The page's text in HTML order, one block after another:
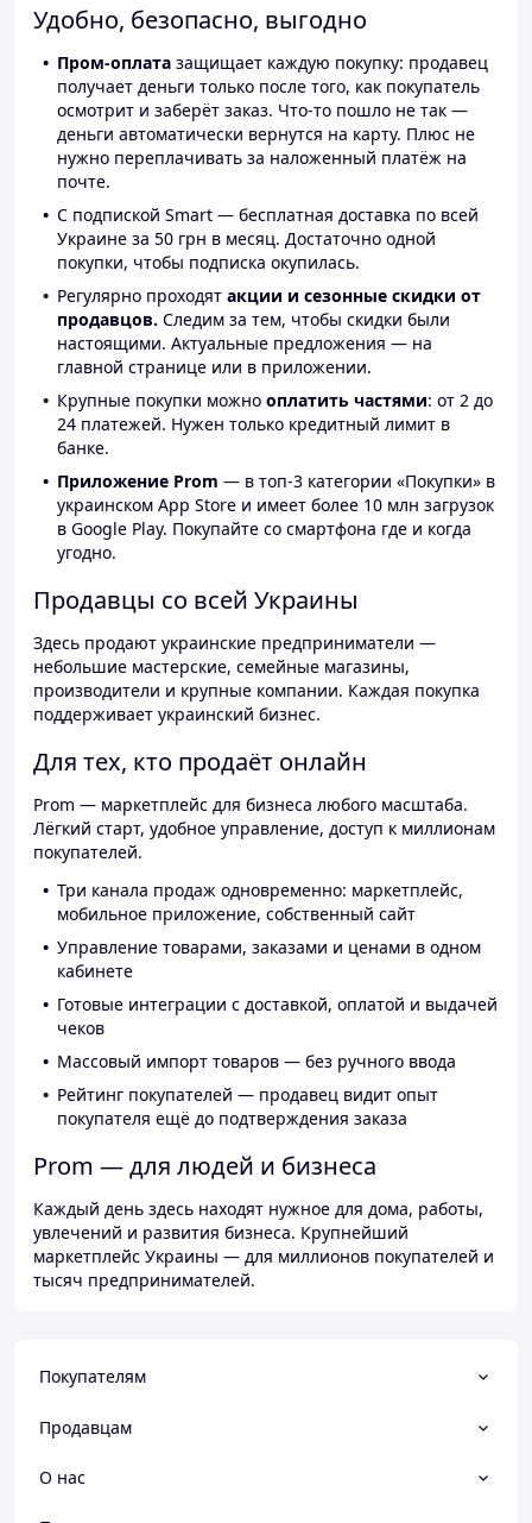
Удобно, безопасно, выгодно
Пром-оплата защищает каждую покупку: продавец
получает деньги только после того, как покупатель
осмотрит и заберёт заказ. Что-то пошло не так —
деньги автоматически вернутся на карту. Плюс не
нужно переплачивать за наложенный платёж на
почте.
С подпиской Smart — бесплатная доставка по всей
Украине за 50 грн в месяц. Достаточно одной
покупки, чтобы подписка окупилась.
Регулярно проходят акции и сезонные скидки от
продавцов. Следим за тем, чтобы скидки были
настоящими. Актуальные предложения — на
главной странице или в приложении.
Крупные покупки можно оплатить частями: от 2 до
24 платежей. Нужен только кредитный лимит в
банке.
Приложение Prom — в топ-3 категории «Покупки» в
украинском App Store и имеет более 10 млн загрузок
в Google Play. Покупайте со смартфона где и когда
угодно.
Продавцы со всей Украины
Здесь продают украинские предприниматели —
небольшие мастерские, семейные магазины,
производители и крупные компании. Каждая покупка
поддерживает украинский бизнес.
Для тех, кто продаёт онлайн
Prom — маркетплейс для бизнеса любого масштаба.
Лёгкий старт, удобное управление, доступ к миллионам
покупателей.
Три канала продаж одновременно: маркетплейс,
мобильное приложение, собственный сайт
Управление товарами, заказами и ценами в одном
кабинете
Готовые интеграции с доставкой, оплатой и выдачей
чеков
Массовый импорт товаров — без ручного ввода
Рейтинг покупателей — продавец видит опыт
покупателя ещё до подтверждения заказа
Prom — для людей и бизнеса
Каждый день здесь находят нужное для дома, работы,
увлечений и развития бизнеса. Крупнейший
маркетплейс Украины — для миллионов покупателей и
тысяч предпринимателей.
Покупателям
Продавцам
О нас